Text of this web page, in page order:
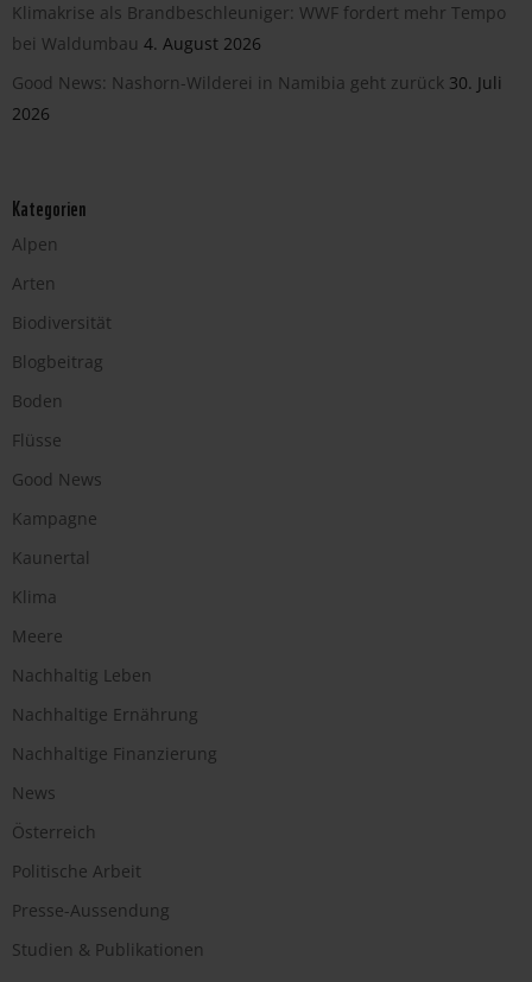
Klimakrise als Brandbeschleuniger: WWF fordert mehr Tempo
bei Waldumbau 4. August 2026
Good News: Nashorn-Wilderei in Namibia geht zurück 30. Juli
2026
Kategorien
Alpen
Arten
Biodiversität
Blogbeitrag
Boden
Flüsse
Good News
Kampagne
Kaunertal
Klima
Meere
Nachhaltig Leben
Nachhaltige Ernährung
Nachhaltige Finanzierung
News
Österreich
Politische Arbeit
Presse-Aussendung
Studien & Publikationen